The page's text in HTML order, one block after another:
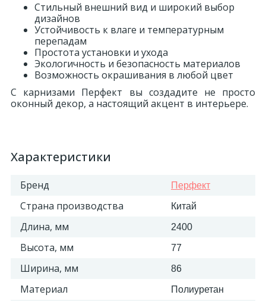
Стильный внешний вид и широкий выбор
дизайнов
Устойчивость к влаге и температурным
перепадам
Простота установки и ухода
Экологичность и безопасность материалов
Возможность окрашивания в любой цвет
С карнизами Перфект вы создадите не просто
оконный декор, а настоящий акцент в интерьере.
Характеристики
Бренд Перфект
Страна производства Китай
Длина, мм 2400
Высота, мм 77
Ширина, мм 86
Материал Полиуретан